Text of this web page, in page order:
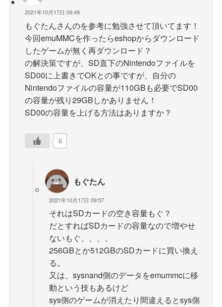
2021年10月17日 09:49
もぐたんさんのを参考に勉強させて頂いてます！
今回emuMMCを作ったらeshopからダウンロード
したゲームが無く再ダウンロード？
の解決策ですが、SD直下のNintendoファイルを
SD00に上書きでOKとの事ですが、自分の
Nintendoファイルの容量が110GBも必要でSD00
の容量が残り29GBしかありません！
SD00の容量を上げる方法はありますか？
0
もぐたん
2021年10月17日 09:57
それはSDカードの空き容量もぐ？
だとすればSDカードの容量なので増やせ
ないもぐ、、、、
256GBとか512GBのSDカードに買い換え
る。
又は、sysnand側のデータをemummcに移
動という技もあるけど
sys側のゲームが消えたり間違えるとsys側